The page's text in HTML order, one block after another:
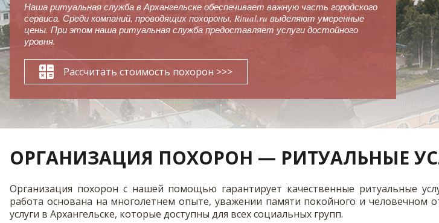
Наша ритуальная служба в Архангельске обеспечивает важную часть городского
сервиса. Среди компаний, проводящих похороны, Ritual.ru выделяют умеренные
цены. При этом наша ритуальная служба предоставляет услуги достойного
уровня.
Рассчитать стоимость похорон >>>
ОРГАНИЗАЦИЯ ПОХОРОН — РИТУАЛЬНЫЕ
Организация похорон с нашей помощью гарантирует качественные ритуальные
работа основана на многолетнем опыте, уважении памяти покойного и
услуги в Архангельске, которые доступны для всех социальных групп.